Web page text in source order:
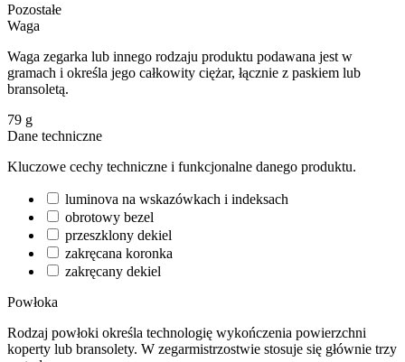
Pozostałe
Waga
Waga zegarka lub innego rodzaju produktu podawana jest w
gramach i określa jego całkowity ciężar, łącznie z paskiem lub
bransoletą.
79 g
Dane techniczne
Kluczowe cechy techniczne i funkcjonalne danego produktu.
luminova na wskazówkach i indeksach
obrotowy bezel
przeszklony dekiel
zakręcana koronka
zakręcany dekiel
Powłoka
Rodzaj powłoki określa technologię wykończenia powierzchni
koperty lub bransolety. W zegarmistrzostwie stosuje się głównie trzy